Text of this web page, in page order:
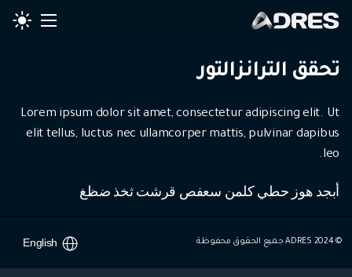
تحقق الترانزالتور
Lorem ipsum dolor sit amet, consectetur adipiscing elit. Ut
elit tellus, luctus nec ullamcorper mattis, pulvinar dapibus
leo.
أبجد هوز حطي كلمن سعفص قرشت ثخذ ضظغ
© 2024 ADRES جميع الحقوق محفوظة English